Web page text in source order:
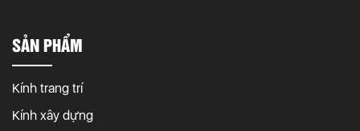
SẢN PHẨM
Kính trang trí
Kính xây dựng